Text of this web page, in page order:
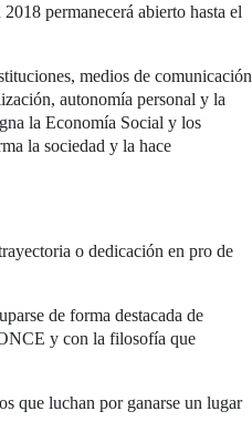
permanecerá abierto hasta el
medios de comunicación
autonomía personal y la
la Economía Social y los
la sociedad y la hace
o dedicación en pro de
de forma destacada de
y con la filosofía que
que luchan por ganarse un lugar